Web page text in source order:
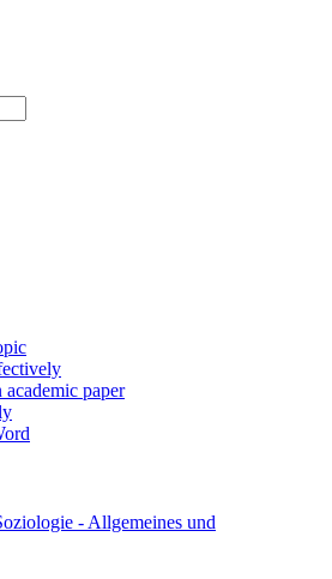
paper
- Allgemeines und